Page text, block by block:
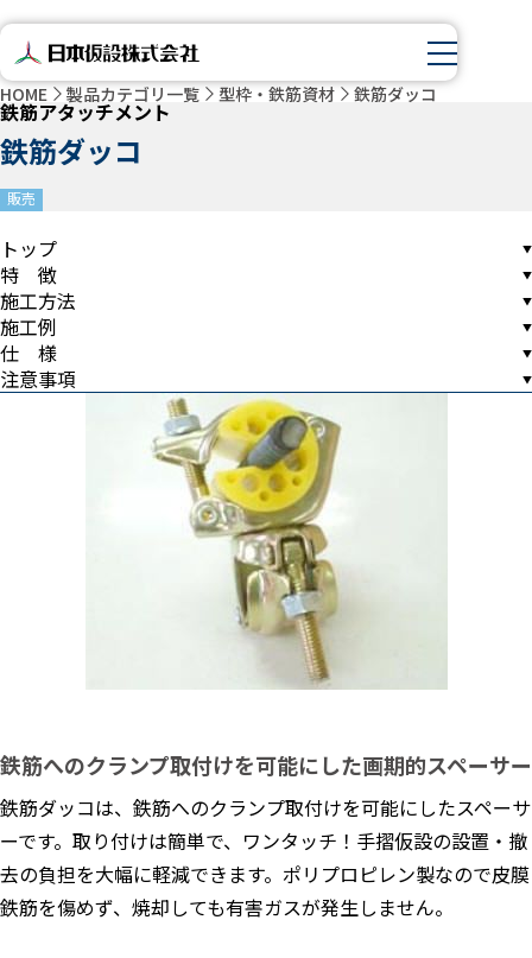
HOME 製品カテゴリ一覧 型枠・鉄筋資材 鉄筋ダッコ
鉄筋アタッチメント
鉄筋ダッコ
販売
トップ
特 徴
施工方法
施工例
仕 様
注意事項
鉄筋へのクランプ取付けを可能にした画期的スペーサー
鉄筋ダッコは、鉄筋へのクランプ取付けを可能にしたスペーサ
ーです。取り付けは簡単で、ワンタッチ！手摺仮設の設置・撤
去の負担を大幅に軽減できます。ポリプロピレン製なので皮膜
鉄筋を傷めず、焼却しても有害ガスが発生しません。